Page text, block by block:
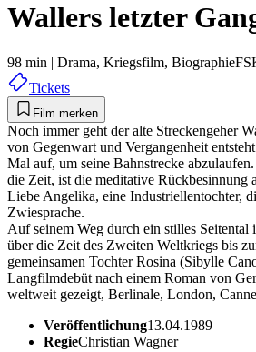
Wallers letzter
98 min | Drama, Kriegsfilm, Biographie
Tickets
Film merken
Noch immer geht der alte Streckengeher
von Gegenwart und Vergangenheit
Mal auf, um seine Bahnstrecke
die Zeit, ist die meditative Rückbesinnung
Liebe Angelika, eine Industriellentochter,
Zwiesprache.
Auf seinem Weg durch ein stilles
über die Zeit des Zweiten Weltkriegs bis
gemeinsamen Tochter Rosina (Sibylle
Langfilmdebüt nach einem Roman von
weltweit gezeigt, Berlinale, London,
Veröffentlichung13.04.1989
RegieChristian Wagner